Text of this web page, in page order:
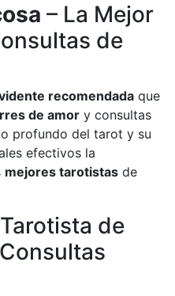
– La Mejor
de
recomendada que
de amor y consultas
profundo del tarot y su
efectivos la
mejores tarotistas de
de